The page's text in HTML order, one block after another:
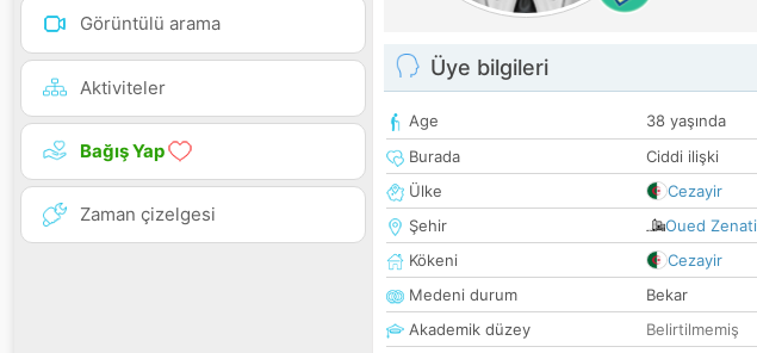
Görüntülü arama
Aktiviteler
Bağış Yap
Zaman çizelgesi
Üye bilgileri
Age
38 yaşında
Burada
Ciddi ilişki
Ülke
Cezayir
Şehir
Oued Zenati
Kökeni
Cezayir
Medeni durum
Bekar
Akademik düzey
Belirtilmemiş